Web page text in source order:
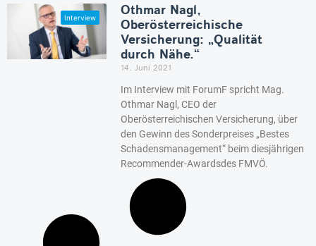
Othmar Nagl,
Oberösterreichische
Versicherung: „Qualität
durch Nähe.“
14. Juni 2021
Im Interview mit ForumF spricht Mag.
Othmar Nagl, CEO der
Oberösterreichischen Versicherung, über
den Gewinn des Sonderpreises „Bestes
Schadensmanagement“ beim diesjährigen
Recommender-Awardsdes FMVÖ.